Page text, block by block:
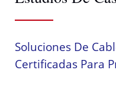
Soluciones De
Certificadas Para